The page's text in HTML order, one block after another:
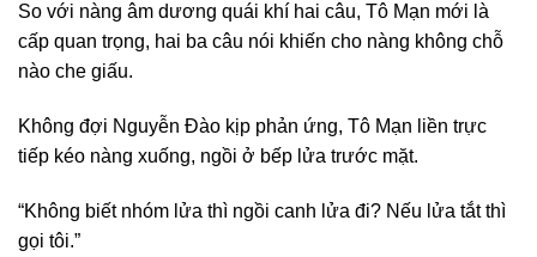
So với nàng âm dương quái khí hai câu, Tô Mạn mới là
cấp quan trọng, hai ba câu nói khiến cho nàng không chỗ
nào che giấu.
Không đợi Nguyễn Đào kịp phản ứng, Tô Mạn liền trực
tiếp kéo nàng xuống, ngồi ở bếp lửa trước mặt.
“Không biết nhóm lửa thì ngồi canh lửa đi? Nếu lửa tắt thì
gọi tôi.”